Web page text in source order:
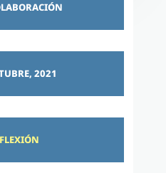
2021